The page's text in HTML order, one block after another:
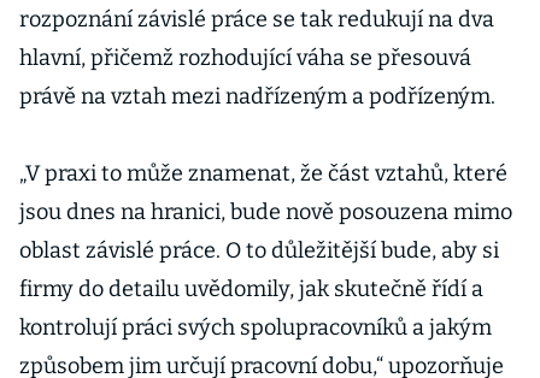
rozpoznání závislé práce se tak redukují na dva
hlavní, přičemž rozhodující váha se přesouvá
právě na vztah mezi nadřízeným a podřízeným.
„V praxi to může znamenat, že část vztahů, které
jsou dnes na hranici, bude nově posouzena mimo
oblast závislé práce. O to důležitější bude, aby si
firmy do detailu uvědomily, jak skutečně řídí a
kontrolují práci svých spolupracovníků a jakým
způsobem jim určují pracovní dobu,“ upozorňuje